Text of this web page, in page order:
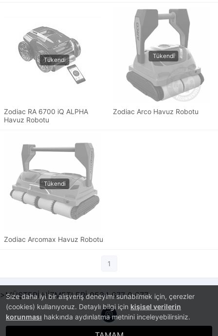
Size daha iyi bir alışveriş deneyimi sunabilmek için, çerezler
(cookies) kullanıyoruz. Detaylı bilgi için kişisel verilerin
korunması hakkında aydınlatma metnini inceleyebilirsiniz.
Zodiac RA 6700 iQ ALPHA
Havuz Robotu
Zodiac Arco Havuz Robotu
Zodiac Arcomax Havuz Robotu
1
>MÜŞTERİ HİZMETLERİ 0534 677 0 677